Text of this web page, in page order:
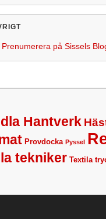
på Sissels
Hantverk
Provdocka Pyssel
tekniker Textila